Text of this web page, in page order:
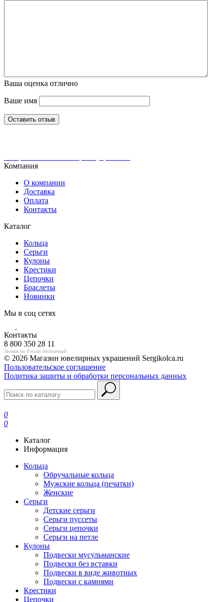
Ваша оценка отлично
Ваше имя
Оставить отзыв
Компания
О компании
Доставка
Оплата
Контакты
Каталог
Кольца
Серьги
Кулоны
Крестики
Цепочки
Браслеты
Новинки
Мы в соц сетях
Контакты
8 800 350 28 11
Звонок по России бесплатный
© 2026 Магазин ювелирных украшений Sergikolca.ru
Пользовательское соглашение
Политика защиты и обработки персональных данных
0
0
Каталог
Информация
Кольца
Обручальные кольца
Мужские кольца (печатки)
Женские
Серьги
Детские серьги
Серьги пуссеты
Серьги цепочки
Серьги на петле
Кулоны
Подвески мусульманские
Подвески без вставки
Подвески в виде животных
Подвески с камнями
Крестики
Цепочки